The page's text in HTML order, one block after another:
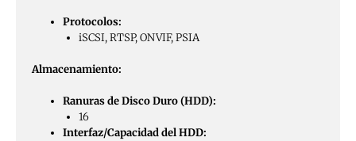
Protocolos:
iSCSI, RTSP, ONVIF, PSIA
Almacenamiento:
Ranuras de Disco Duro (HDD):
16
Interfaz/Capacidad del HDD: